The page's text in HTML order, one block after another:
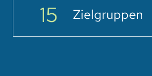
15 Zielgruppen